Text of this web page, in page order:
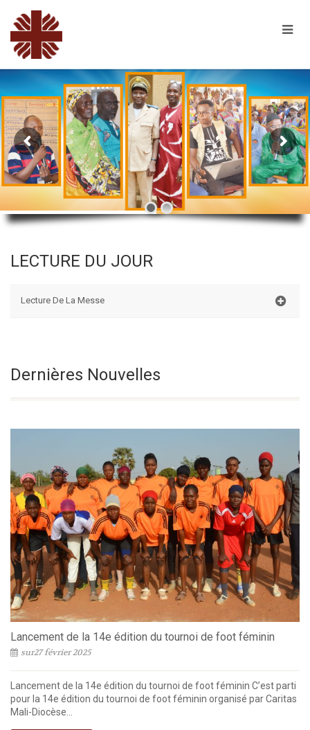
LECTURE DU JOUR
Lecture De La Messe
Transfiguration
Du Seigneur
Dernières Nouvelles
Lancement de la 14e édition du tournoi de foot féminin
sur27 février 2025
Lancement de la 14e édition du tournoi de foot féminin C’est parti
pour la 14e édition du tournoi de foot féminin organisé par Caritas
Mali-Diocèse...